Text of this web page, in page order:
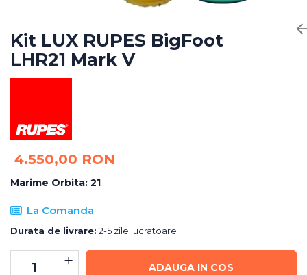
Role Abrazive
Consumabile
Masini de Slefuit
Echipamente
Sealant
Accesorii
Manusi spalare
Aplicatoare
Altele
Kit LUX RUPES BigFoot
LHR21 Mark V
4.550,00 RON
Marime Orbita: 21
La Comanda
Durata de livrare: 2-5 zile lucratoare
ADAUGA IN COS